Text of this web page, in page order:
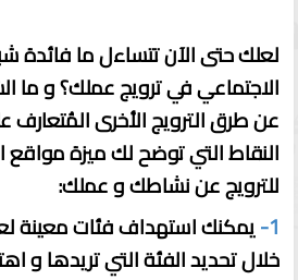
لعلك حتى الآن تتساءل ما فائدة
الاجتماعي في ترويج عملك؟ و ما
عن طرق الترويج الأخرى المُتعارف
النقاط التي توضح لك ميزة مواقع
للترويج عن نشاطك و عملك:
1- يمكنك استهداف فئات معينة
خلال تحديد الفئة التي تريدها و